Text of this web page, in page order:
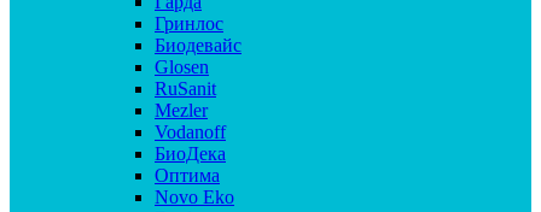
Гринлос
Биодевайс
Glosen
RuSanit
Mezler
Vodanoff
БиоДека
Оптима
Novo Eko